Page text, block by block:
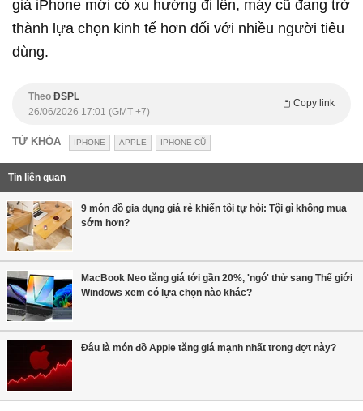
giá iPhone mới có xu hướng đi lên, máy cũ đang trở
thành lựa chọn kinh tế hơn đối với nhiều người tiêu
dùng.
Theo ĐSPL
Copy link
26/06/2026 17:01 (GMT +7)
TỪ KHÓA IPHONE APPLE IPHONE CŨ
Tin liên quan
9 món đồ gia dụng giá rẻ khiến tôi tự hỏi: Tội gì không mua
sớm hơn?
MacBook Neo tăng giá tới gần 20%, 'ngó' thử sang Thế giới
Windows xem có lựa chọn nào khác?
Đâu là món đồ Apple tăng giá mạnh nhất trong đợt này?